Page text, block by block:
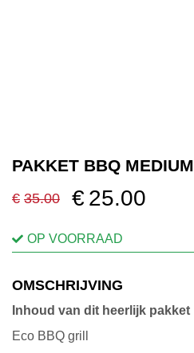
PAKKET BBQ MEDIUM
€ 35.00
Oorspronkelijke
was:
€ 25.00
Huidige
is:
OP VOORRAAD
OMSCHRIJVING
Inhoud van dit heerlijk pakket
Eco BBQ grill